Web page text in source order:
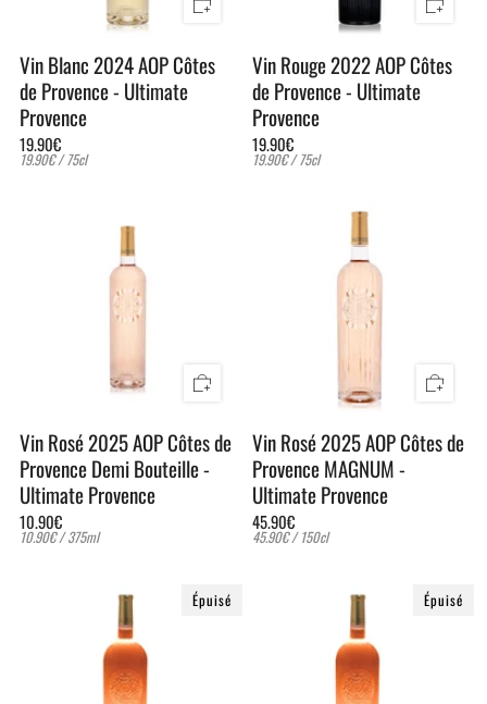
Vin Blanc 2024 AOP Côtes
de Provence - Ultimate
Provence
19.90€
Prix
19.90€ / par
75cl
Vin Rouge 2022 AOP Côtes
de Provence - Ultimate
Provence
19.90€
Prix
19.90€ /par
75cl
Vin Rosé 2025 AOP Côtes de
Provence Demi Bouteille -
Ultimate Provence
10.90€
Prix
10.90€/ par
375ml
Vin Rosé 2025 AOP Côtes de
Provence MAGNUM -
Ultimate Provence
45.90€
Prix
45.90€/par
150cl
Épuisé Épuisé